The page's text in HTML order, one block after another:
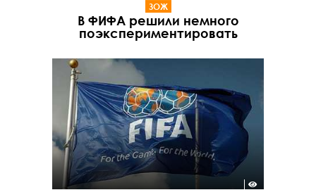
ЗОЖ
В ФИФА решили немного
поэкспериментировать